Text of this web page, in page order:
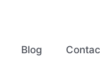
Blog